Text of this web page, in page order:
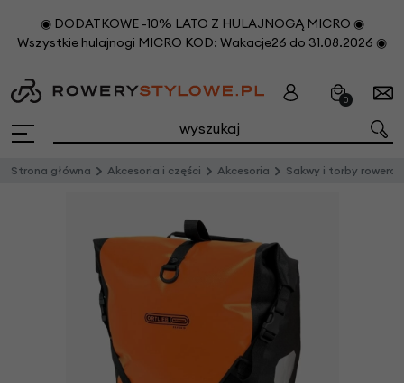
◉ DODATKOWE -10% LATO Z HULAJNOGĄ MICRO ◉
Wszystkie hulajnogi MICRO KOD: Wakacje26 do 31.08.2026 ◉
0
Strona główna Akcesoria i części Akcesoria Sakwy i torby